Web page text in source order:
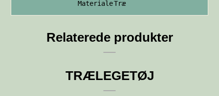
MaterialeTræ
Relaterede produkter
TRÆLEGETØJ